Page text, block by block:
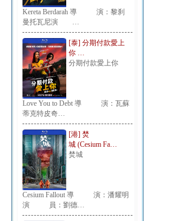
Kereta Berdarah 導 演：黎刹
曼托瓦尼演 …
[泰] 分期付款愛上
你 …
分期付款愛上你
Love You to Debt 導 演：瓦蘇
蒂克特皮奇…
[港] 焚
城 (Cesium Fa…
焚城
Cesium Fallout 導 演：潘耀明
演 員：劉德…